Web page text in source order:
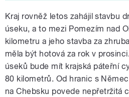
Kraj rovněž letos zahájil stavbu
úseku, a to mezi Pomezím nad
kilometru a jeho stavba za
měla být hotová za rok v
úseků bude mít krajská páteřní
80 kilometrů. Od hranic s
na Chebsku povede nepřetržitá